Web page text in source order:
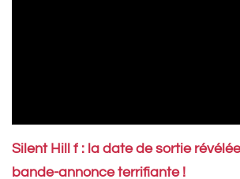
Silent Hill f : la date de sortie
bande-annonce terrifiante !